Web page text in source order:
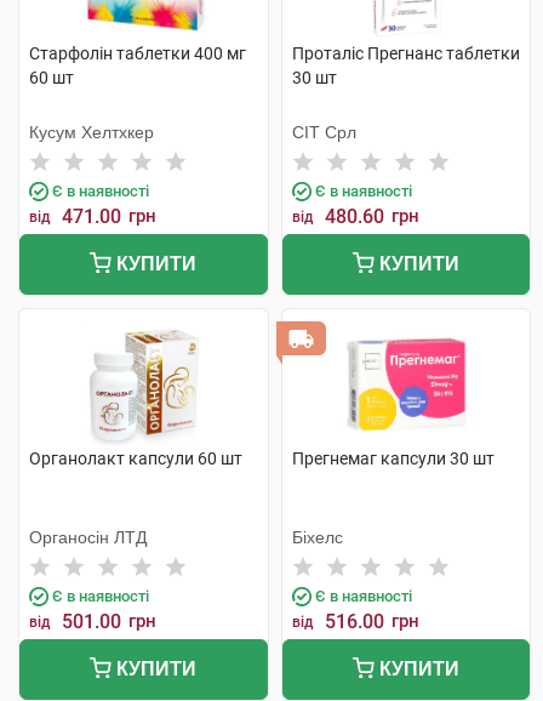
Старфолін таблетки 400 мг
60 шт
Кусум Хелтхкер
Є в наявності
від 471.00 грн
КУПИТИ
Проталіс Прегнанс таблетки
30 шт
СІТ Срл
Є в наявності
від 480.60 грн
КУПИТИ
Органолакт капсули 60 шт
Органосін ЛТД
Є в наявності
від 501.00 грн
КУПИТИ
Прегнемаг капсули 30 шт
Біхелс
Є в наявності
від 516.00 грн
КУПИТИ